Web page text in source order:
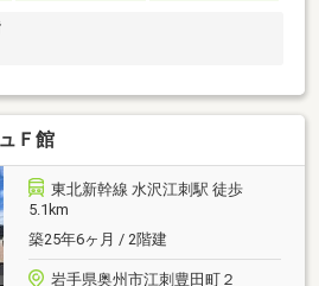
Ｆ館
東北新幹線 水沢江刺駅 徒歩
5.1km
築25年6ヶ月 / 2階建
岩手県奥州市江刺豊田町２